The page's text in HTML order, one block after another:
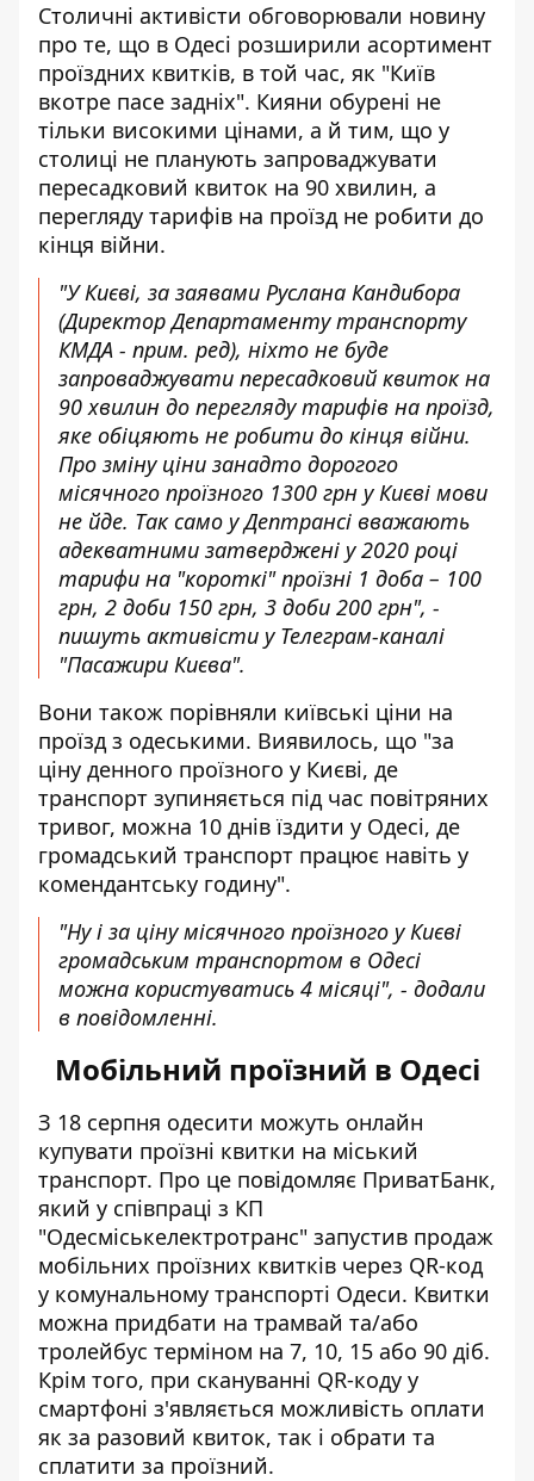
Столичні активісти обговорювали новину
про те, що в Одесі розширили асортимент
проїздних квитків, в той час, як "Київ
вкотре пасе задніх". Кияни обурені не
тільки високими цінами, а й тим, що у
столиці не планують запроваджувати
пересадковий квиток на 90 хвилин, а
перегляду тарифів на проїзд не робити до
кінця війни.
"У Києві, за заявами Руслана Кандибора
(Директор Департаменту транспорту
КМДА - прим. ред), ніхто не буде
запроваджувати пересадковий квиток на
90 хвилин до перегляду тарифів на проїзд,
яке обіцяють не робити до кінця війни.
Про зміну ціни занадто дорогого
місячного проїзного 1300 грн у Києві мови
не йде. Так само у Дептрансі вважають
адекватними затверджені у 2020 році
тарифи на "короткі" проїзні 1 доба – 100
грн, 2 доби 150 грн, 3 доби 200 грн", -
пишуть активісти у Телеграм-каналі
"Пасажири Києва".
Вони також порівняли київські ціни на
проїзд з одеськими. Виявилось, що "за
ціну денного проїзного у Києві, де
транспорт зупиняється під час повітряних
тривог, можна 10 днів їздити у Одесі, де
громадський транспорт працює навіть у
комендантську годину".
"Ну і за ціну місячного проїзного у Києві
громадським транспортом в Одесі
можна користуватись 4 місяці", - додали
в повідомленні.
Мобільний проїзний в Одесі
З 18 серпня одесити можуть онлайн
купувати проїзні квитки на міський
транспорт. Про це повідомляє ПриватБанк,
який у співпраці з КП
"Одесміськелектротранс" запустив продаж
мобільних проїзних квитків через QR-код
у комунальному транспорті Одеси. Квитки
можна придбати на трамвай та/або
тролейбус терміном на 7, 10, 15 або 90 діб.
Крім того, при скануванні QR-коду у
смартфоні з'являється можливість оплати
як за разовий квиток, так і обрати та
сплатити за проїзний.